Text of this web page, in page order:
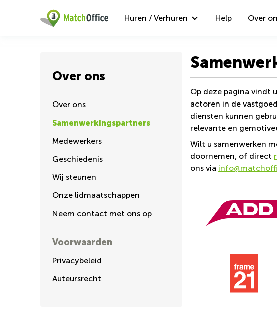
Huren / Verhuren Help Over
Over ons
Over ons
Samenwerkingspartners
Medewerkers
Geschiedenis
Wij steunen
Onze lidmaatschappen
Neem contact met ons op
Voorwaarden
Privacybeleid
Auteursrecht
Op deze pagina vindt
actoren in de
diensten kunnen
relevante en
Wilt u samenwerken
doornemen, of direct
ons via